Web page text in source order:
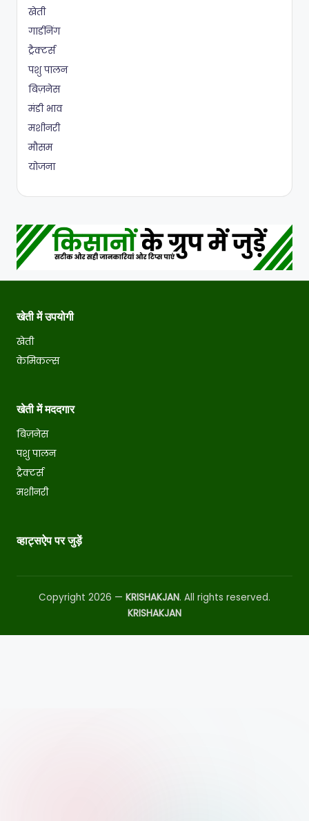
खेती
गार्डनिंग
ट्रैक्टर्स
पशु पालन
बिज़नेस
मंडी भाव
मशीनरी
मौसम
योजना
खेती में उपयोगी
खेती
केमिकल्स
खेती में मददगार
बिज़नेस
पशु पालन
ट्रैक्टर्स
मशीनरी
व्हाट्सऐप पर जुड़ें
Copyright 2026 — KRISHAKJAN. All rights reserved.
KRISHAKJAN